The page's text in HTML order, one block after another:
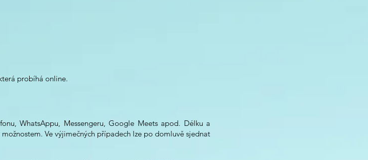
probíhá online.
WhatsAppu, Messengeru, Google Meets apod. Délku a
Ve výjimečných případech lze po domluvě sjednat